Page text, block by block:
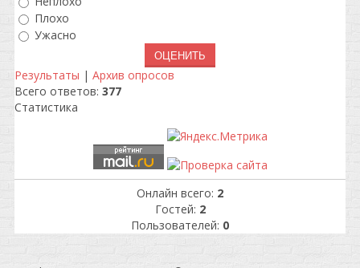
Плохо
Ужасно
Результаты | Архив опросов
Всего ответов: 377
Статистика
Онлайн всего: 2
Гостей: 2
Пользователей: 0